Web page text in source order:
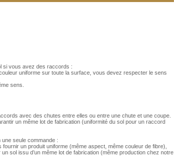
si vous avez des raccords :
uniforme sur toute la surface, vous devez respecter le sens
sens.
avec des chutes entre elles ou entre une chute et une coupe.
un même lot de fabrication (uniformité du sol pour un raccord
une seule commande :
un produit uniforme (même aspect, même couleur de fibre),
sol issu d’un même lot de fabrication (même production chez notre